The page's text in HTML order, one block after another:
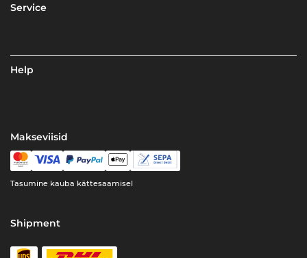
Service
Help
Makseviisid
Tasumine kauba kättesaamisel
Shipment